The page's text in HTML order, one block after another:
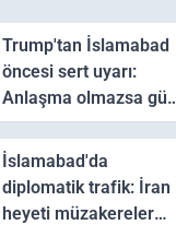
Trump'tan İslamabad
öncesi sert uyarı:
Anlaşma olmazsa güç
kullanırız
İslamabad'da
diplomatik trafik: İran
heyeti müzakereler